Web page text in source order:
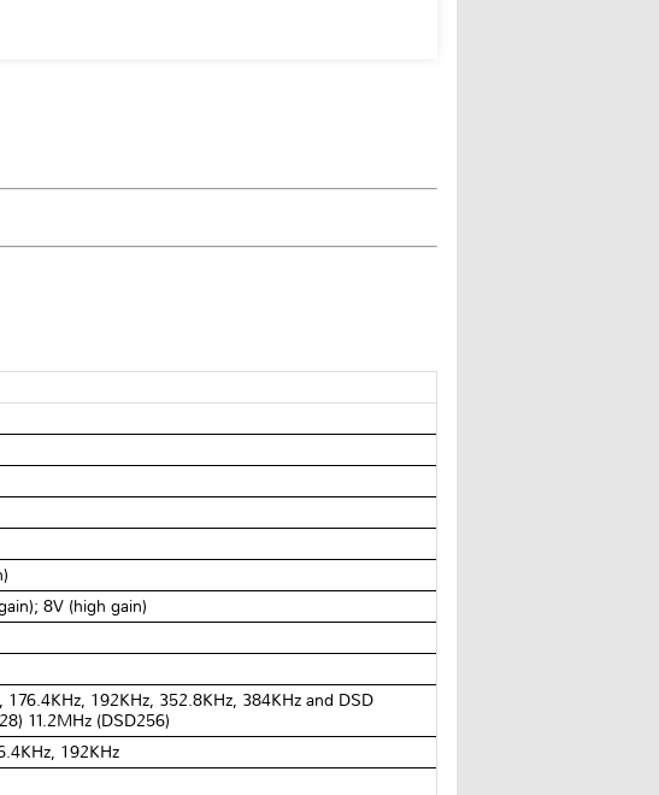
8V (high gain)
192KHz, 352.8KHz, 384KHz and DSD
11.2MHz (DSD256)
192KHz